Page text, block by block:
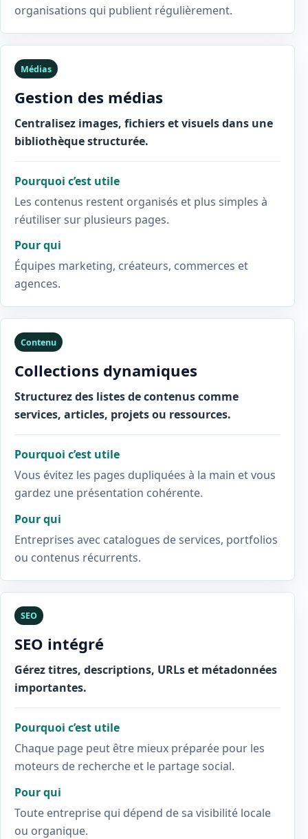
organisations qui publient régulièrement.
Médias
Gestion des médias
Centralisez images, fichiers et visuels dans une
bibliothèque structurée.
Pourquoi c’est utile
Les contenus restent organisés et plus simples à
réutiliser sur plusieurs pages.
Pour qui
Équipes marketing, créateurs, commerces et
agences.
Contenu
Collections dynamiques
Structurez des listes de contenus comme
services, articles, projets ou ressources.
Pourquoi c’est utile
Vous évitez les pages dupliquées à la main et vous
gardez une présentation cohérente.
Pour qui
Entreprises avec catalogues de services, portfolios
ou contenus récurrents.
SEO
SEO intégré
Gérez titres, descriptions, URLs et métadonnées
importantes.
Pourquoi c’est utile
Chaque page peut être mieux préparée pour les
moteurs de recherche et le partage social.
Pour qui
Toute entreprise qui dépend de sa visibilité locale
ou organique.